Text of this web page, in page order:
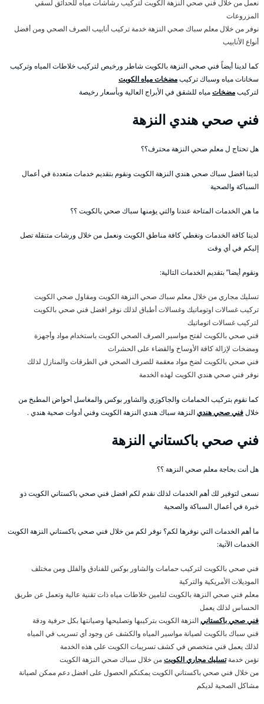
نعمل من خلال فني صحي النزهة الكويت لتركيب رشاشات مياه للحدائق لسقي
المزروعات
نوفر من خلال معلم سباك صحي النزهة خدمة تركيب أنابيب الصرف الصحي ومن أفضل
أنواع الأنابيب
كما لدينا أيضاً فني صحي النزهة بالكويت شاطر ورخيص لتركيب خلاطات المياه وتركيب
سخانات مياه وسباك تركيبمضخات مياه الكويت
لتركيبمضخاتمياه للشقق في الأبراج العالية وبأسعار رخيصة
فني صحي هندي النزهة
هل تحتاج ل معلم صحي النزهة محترف؟؟
لدينا افضل سباك صحي هندي النزهة الكويت ونقوم بتقديم خدمات متعددة في أعمال
السباكة والصحية
ما هي الخدمات المتاحة عندنا والتي يؤمنها سباك صحي بالكويت ؟؟
لدينا كافة الخدمات ونغطي كافة مناطق الكويت ونعمل من خلال ورشات متنقلة تصل
إليكم في أي وقت
ونقوم أيضا” بتقديم الخدمات التالية:
تسليك مجاري من خلال معلم سباك صحي النزهة الكويت ومقاول صحي الكويت
تركيب غسالات اوتوماتيك وغسالات أطباق لذلك نوفر افضل فني صحي بالكويت
لتركيب غسالات اتوماتيك
فني صحي بالكويت لفتح مواسير الصرف الصحي الكويت باستخدام مواد وأجهزة
ومضخات لإزالة كافة الأوساخ والقضاء على الحشرات
فني صحي بالكويت لضخ مواد معقمة للصرف الصحي في الطرقات والمنازل لذلك
نوفر فني صحي هندي الكويت لهذه الخدمة
كما نقوم بتركيب الحمامات والجاكوزي والشاور بوكس والمغاسل أحواض المطبخ من
خلالفني صحي هنديالنزهة سباك هندي النزهة الكويت وفني أدوات صحية هندي .
فني صحي باكستاني النزهة
هل أنت بحاجة معلم صحي النزهة ؟؟
نسعى لتوفير لك أهم الخدمات لذلك نقدم لكم افضل فني صحي باكستاني الكويت ذو
خبرة في أعمال السباكة والصحية
ما أهم الخدمات التي نوفرها لكم؟ نوفر لكم من خلال فني صحي باكستاني النزهة الكويت
الخدمات الآتية:
فني صحي بالكويت لتركيب حمامات والشاور بوكس للفنادق والفلل ومن مختلف
الموديلات الأمريكية والتركية
معلم فني صحي النزهة بالكويت لتامين خلاطات مياه ذات تقنية عالية وتعمل عن طريق
الحساس لذلك يعمل
فني صحي باكستانيالنزهة الكويت بتركيبها وتصليحها وصيانتها بكل حرفية ودقة
فني سباك بالكويت لصيانة مواسير المياه والكشف عن وجود أي تسريب في المياه
لذلك يعمل فني متخصص في كشف تسريبات الكويت على هذه الخدمة
نؤمن خدمةتسليك مجاري الكويتمن خلال سباك صحي النزهة الكويت
من خلال فني صحي باكستاني الكويت يمكنكم الحصول على افضل دعم ممكن لصيانة
مشاكل الصحية لديكم